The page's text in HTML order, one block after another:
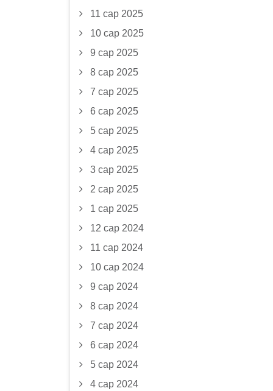
11 сар 2025
10 сар 2025
9 сар 2025
8 сар 2025
7 сар 2025
6 сар 2025
5 сар 2025
4 сар 2025
3 сар 2025
2 сар 2025
1 сар 2025
12 сар 2024
11 сар 2024
10 сар 2024
9 сар 2024
8 сар 2024
7 сар 2024
6 сар 2024
5 сар 2024
4 сар 2024